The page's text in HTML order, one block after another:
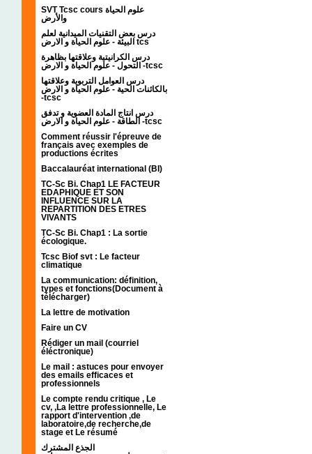
SVT Tcsc cours علوم الحياة
والأرض
درس بعض التقنيات الميدانية لعلم
البيئة - علوم الحياة و الارض tcs
درس الكرانيتية وعلاقتها بظاهرة
التحول - علوم الحياة و الارض -tcsc
درس العوامل التربوية وعلاقتها
بالكائنات الحية - علوم الحياة و الارض
-tcsc
درس انتاج المادة العضوية و تدفق
الطاقة - علوم الحياة و الارض -tcsc
Comment réussir l'épreuve de
français avec exemples de
productions écrites
Baccalauréat international (BI)
TC-Sc Bi. Chap1 LE FACTEUR
EDAPHIQUE ET SON
INFLUENCE SUR LA
REPARTITION DES ETRES
VIVANTS
TC-Sc Bi. Chap1 : La sortie
écologique.
Tcsc Biof svt : Le facteur
climatique
La communication: définition,
types et fonctions(Document à
télécharger)
La lettre de motivation
Faire un CV
Rédiger un mail (courriel
éléctronique)
Le mail : astuces pour envoyer
des emails efficaces et
professionnels
Le compte rendu critique , Le
cv, ,La lettre professionnelle, Le
rapport d'intervention ,de
laboratoire,de recherche,de
stage et Le résumé
الجذع المشترك